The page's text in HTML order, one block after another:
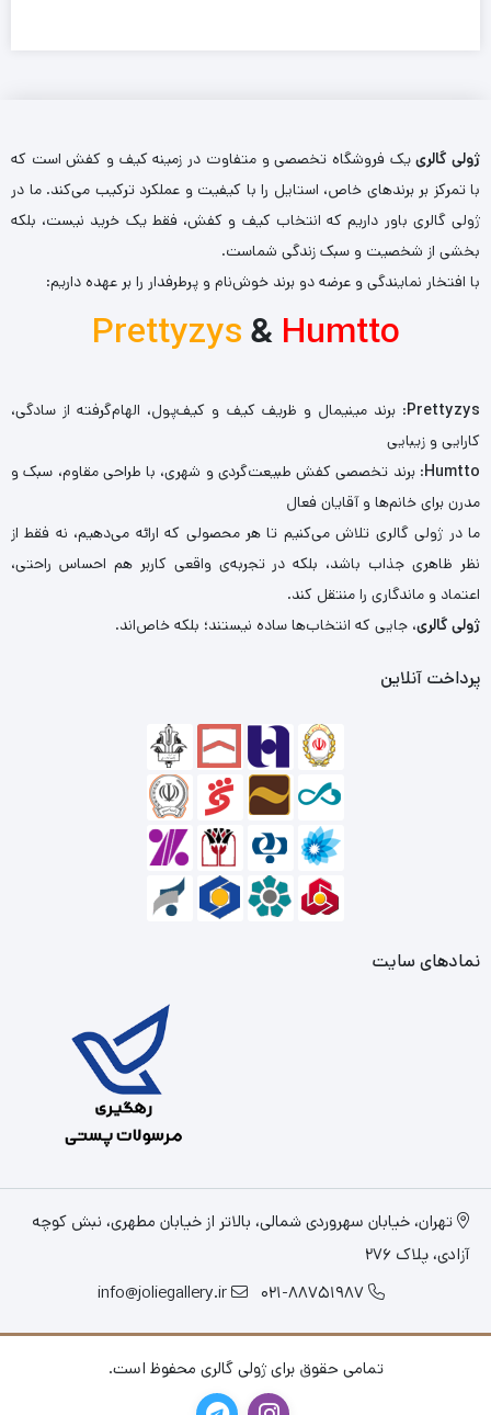
ژولی گالرییک فروشگاه تخصصی و متفاوت در زمینه کیف و کفش است که
با تمرکز بر برندهای خاص، استایل را با کیفیت و عملکرد ترکیب می‌کند. ما در
ژولی گالری باور داریم که انتخاب کیف و کفش، فقط یک خرید نیست، بلکه
بخشی از شخصیت و سبک زندگی شماست.
با افتخار نمایندگی و عرضه دو برند خوش‌نام و پرطرفدار را بر عهده داریم:
Prettyzys& Humtto
Prettyzys: برند مینیمال و ظریف کیف و کیف‌پول، الهام‌گرفته از سادگی،
کارایی و زیبایی
Humtto: برند تخصصی کفش طبیعت‌گردی و شهری، با طراحی مقاوم، سبک و
مدرن برای خانم‌ها و آقایان فعال
ما در ژولی گالری تلاش می‌کنیم تا هر محصولی که ارائه می‌دهیم، نه فقط از
نظر ظاهری جذاب باشد، بلکه در تجربه‌ی واقعی کاربر هم احساس راحتی،
اعتماد و ماندگاری را منتقل کند.
ژولی گالری، جایی که انتخاب‌ها ساده نیستند؛ بلکه خاص‌اند.
پرداخت آنلاین
نمادهای سایت
تهران، خیابان سهروردی شمالی، بالاتر از خیابان مطهری، نبش کوچه
آزادی، پلاک 276
021-88751987
info@joliegallery.ir
تمامی حقوق برای ژولی گالری محفوظ است.